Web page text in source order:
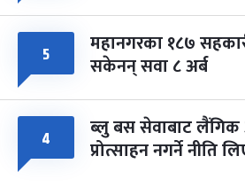
५ महानगरका १८७
सकेनन् सवा ८ अर्ब
४ ब्लु बस सेवाबाट
प्रोत्साहन नगर्ने नीति